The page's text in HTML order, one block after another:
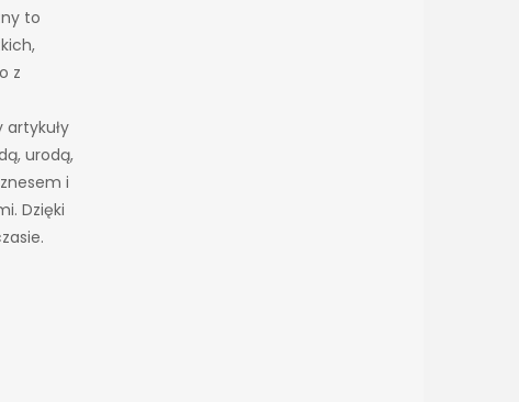
to
z
artykuły
urodą,
i
Dzięki